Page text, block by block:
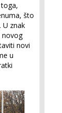
što
U znak
novog
novi
u